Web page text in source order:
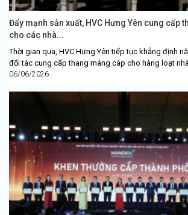
Đẩy mạnh sản xuất, HVC Hưng Yên cung cấp
cho các nhà...
Thời gian qua, HVC Hưng Yên tiếp tục khẳng định
đối tác cung cấp thang máng cáp cho hàng loạt nhà
06/06/2026